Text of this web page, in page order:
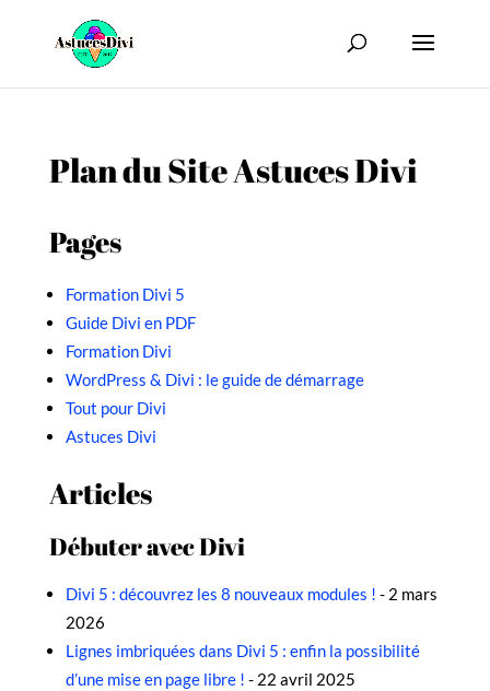
Plan du Site Astuces Divi
Pages
Formation Divi 5
Guide Divi en PDF
Formation Divi
WordPress & Divi : le guide de démarrage
Tout pour Divi
Astuces Divi
Articles
Débuter avec Divi
Divi 5 : découvrez les 8 nouveaux modules ! - 2 mars
2026
Lignes imbriquées dans Divi 5 : enfin la possibilité
d’une mise en page libre ! - 22 avril 2025